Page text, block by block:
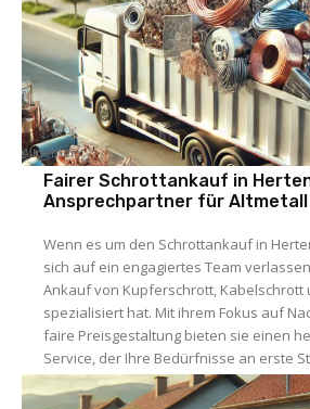
Allgemein
Fairer Schrottankauf in
Ansprechpartner für Altmetall
Wenn es um den Schrottankauf in
sich auf ein engagiertes Team
Ankauf von Kupferschrott, Kabelschrott
spezialisiert hat. Mit ihrem Fokus auf
faire Preisgestaltung bieten sie einen
Service, der Ihre Bedürfnisse an erste